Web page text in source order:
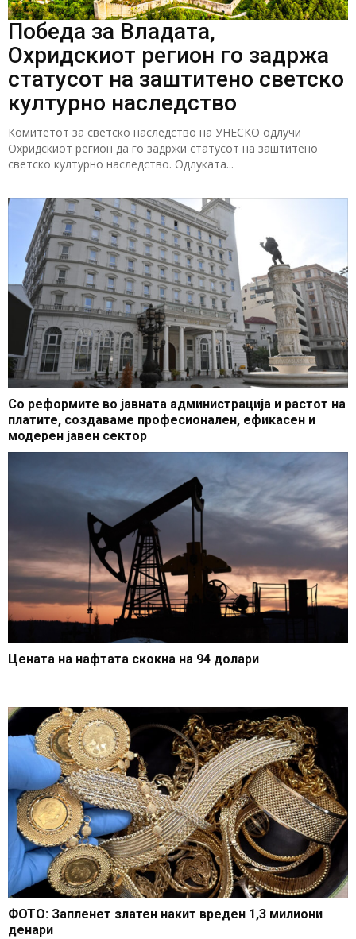
Победа за Владата,
Охридскиот регион го задржа
статусот на заштитено светско
културно наследство
Комитетот за светско наследство на УНЕСКО одлучи
Охридскиот регион да го задржи статусот на заштитено
светско културно наследство. Одлуката...
Со реформите во јавната администрација и растот на
платите, создаваме професионален, ефикасен и
модерен јавен сектор
Цената на нафтата скокна на 94 долари
ФОТО: Запленет златен накит вреден 1,3 милиони
денари